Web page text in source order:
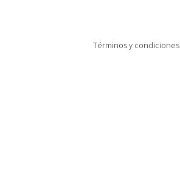
Términos y condiciones